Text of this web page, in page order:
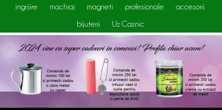
ingrijire
machiaj magneti profesionale
accesorii
bijuterii
Uz Casnic